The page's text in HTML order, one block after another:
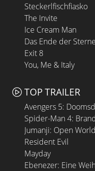
Steckerlfischfiasko
The Invite
Ice Cream Man
Das Ende der Sterne
Exit 8
You, Me & Italy
TOP TRAILER
Avengers 5:
Spider-Man 4:
Jumanji: Open World
Resident Evil
Mayday
Ebenezer: Eine